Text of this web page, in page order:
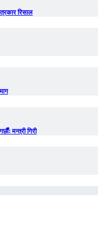
रिसाल
मन्त्री गिरी